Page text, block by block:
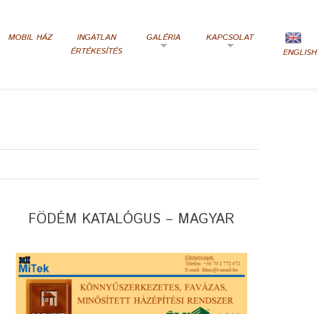
MOBIL HÁZ
INGATLAN
ÉRTÉKESÍTÉS
GALÉRIA
KAPCSOLAT
ENGLISH
FÖDÉM KATALÓGUS – MAGYAR